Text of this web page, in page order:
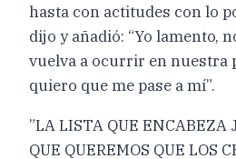
hasta con actitudes con lo
dijo y añadió: “Yo lamento,
vuelva a ocurrir en nuestra
quiero que me pase a mí”.
”LA LISTA QUE ENCABEZA
QUE QUEREMOS QUE LOS